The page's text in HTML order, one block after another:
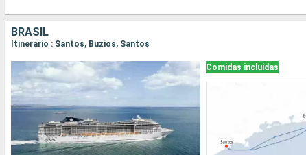
BRASIL
Itinerario : Santos, Buzios, Santos
Comidas incluidas